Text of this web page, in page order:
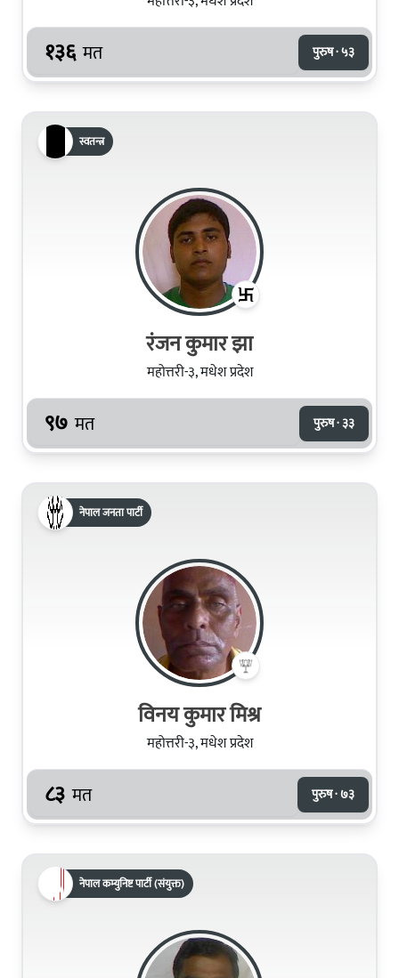
१३६ मत पुरुष · ५३
स्वतन्त्र
रंजन कुमार झा
महोत्तरी-३, मधेश प्रदेश
९७ मत पुरुष · ३३
नेपाल जनता पार्टी
विनय कुमार मिश्र
महोत्तरी-३, मधेश प्रदेश
८३ मत पुरुष · ७३
नेपाल कम्युनिष्ट पार्टी (संयुक्त)